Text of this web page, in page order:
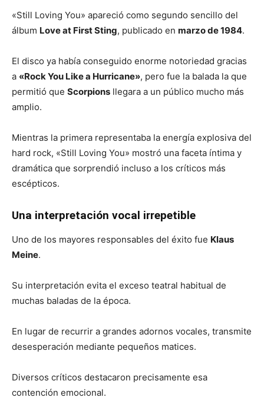
«Still Loving You» apareció como segundo sencillo del
álbum Love at First Sting, publicado en marzo de 1984.
El disco ya había conseguido enorme notoriedad gracias
a «Rock You Like a Hurricane», pero fue la balada la que
permitió que Scorpions llegara a un público mucho más
amplio.
Mientras la primera representaba la energía explosiva del
hard rock, «Still Loving You» mostró una faceta íntima y
dramática que sorprendió incluso a los críticos más
escépticos.
Una interpretación vocal irrepetible
Uno de los mayores responsables del éxito fue Klaus
Meine.
Su interpretación evita el exceso teatral habitual de
muchas baladas de la época.
En lugar de recurrir a grandes adornos vocales, transmite
desesperación mediante pequeños matices.
Diversos críticos destacaron precisamente esa
contención emocional.